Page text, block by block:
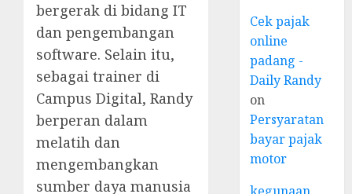
bergerak di bidang IT
dan pengembangan
software. Selain itu,
sebagai trainer di
Campus Digital, Randy
berperan dalam
melatih dan
mengembangkan
sumber daya manusia
Cek pajak
online
padang -
Daily Randy
on
Persyaratan
bayar pajak
motor